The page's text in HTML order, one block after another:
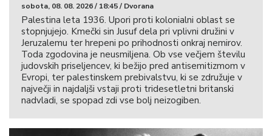
sobota, 08. 08. 2026 / 18:45 / Dvorana
Palestina leta 1936. Upori proti kolonialni oblast se
stopnjujejo. Kmečki sin Jusuf dela pri vplivni družini v
Jeruzalemu ter hrepeni po prihodnosti onkraj nemirov.
Toda zgodovina je neusmiljena. Ob vse večjem številu
judovskih priseljencev, ki bežijo pred antisemitizmom v
Evropi, ter palestinskem prebivalstvu, ki se združuje v
največji in najdaljši vstaji proti tridesetletni britanski
nadvladi, se spopad zdi vse bolj neizogiben.